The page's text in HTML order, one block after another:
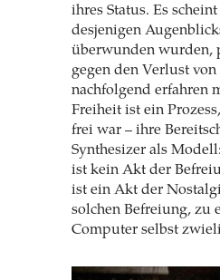
ihres Status. Es
desjenigen
überwunden wurden,
gegen den Verlust
nachfolgend erfahren
Freiheit ist ein
frei war – ihre
Synthesizer als
ist kein Akt der
ist ein Akt der
solchen Befreiung, zu
Computer selbst